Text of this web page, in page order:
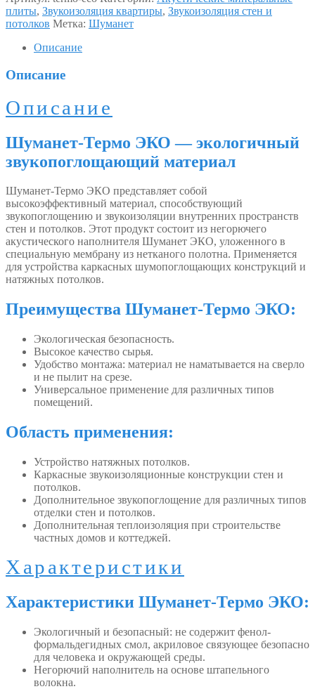
плиты, Звукоизоляция квартиры, Звукоизоляция стен и
потолков Метка: Шуманет
Описание
Описание
Описание
Шуманет-Термо ЭКО — экологичный
звукопоглощающий материал
Шуманет-Термо ЭКО представляет собой
высокоэффективный материал, способствующий
звукопоглощению и звукоизоляции внутренних пространств
стен и потолков. Этот продукт состоит из негорючего
акустического наполнителя Шуманет ЭКО, уложенного в
специальную мембрану из нетканого полотна. Применяется
для устройства каркасных шумопоглощающих конструкций и
натяжных потолков.
Преимущества Шуманет-Термо ЭКО:
Экологическая безопасность.
Высокое качество сырья.
Удобство монтажа: материал не наматывается на сверло
и не пылит на срезе.
Универсальное применение для различных типов
помещений.
Область применения:
Устройство натяжных потолков.
Каркасные звукоизоляционные конструкции стен и
потолков.
Дополнительное звукопоглощение для различных типов
отделки стен и потолков.
Дополнительная теплоизоляция при строительстве
частных домов и коттеджей.
Характеристики
Характеристики Шуманет-Термо ЭКО:
Экологичный и безопасный: не содержит фенол-
формальдегидных смол, акриловое связующее безопасно
для человека и окружающей среды.
Негорючий наполнитель на основе штапельного
волокна.